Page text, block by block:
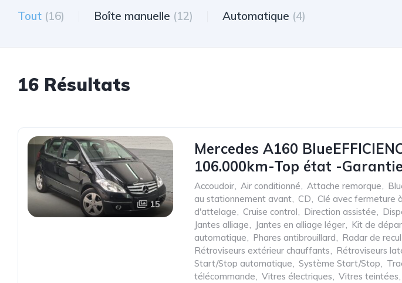
Tout (16) Boîte manuelle (12) Automatique (4)
16 Résultats
15
Mercedes A160
106.000km-Top état -Garantie
Accoudoir, Air conditionné, Attache remorque,
au stationnement avant, CD, Clé avec fermeture
d'attelage, Cruise control, Direction assistée,
Jantes alliage, Jantes en alliage léger, Kit de
automatique, Phares antibrouillard, Radar de recul
Rétroviseurs extérieur chauffants, Rétroviseurs
Start/Stop automatique, Système Start/Stop,
télécommande, Vitres électriques, Vitres teintées,